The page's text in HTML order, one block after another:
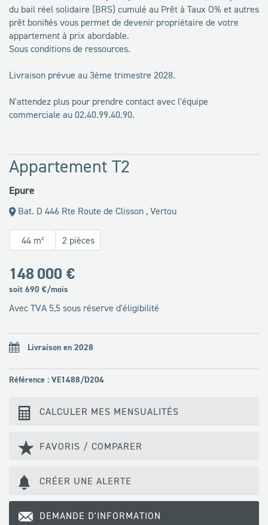
du bail réel solidaire (BRS) cumulé au Prêt à Taux O% et autres
prêt bonifiés vous permet de devenir propriétaire de votre
appartement à prix abordable.
Sous conditions de ressources.
Livraison prévue au 3ème trimestre 2028.
N'attendez plus pour prendre contact avec l'équipe
commerciale au 02.40.99.40.90.
Appartement T2
Epure
Bat. D 446 Rte Route de Clisson , Vertou
44 m² 2 pièces
148 000 €
soit 690 €/mois
Avec TVA 5,5 sous réserve d'éligibilité
Livraison en 2028
Référence : VE1488/D204
CALCULER MES MENSUALITÉS
FAVORIS / COMPARER
CRÉER UNE ALERTE
DEMANDE D'INFORMATION